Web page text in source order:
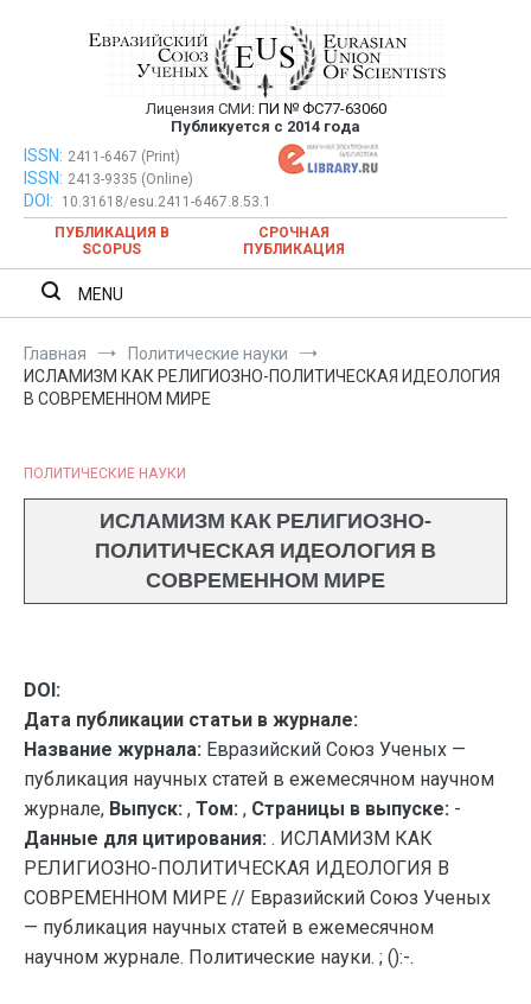
Евразийский Союз Ученых —
публикация научных статей в
ежемесячном научном журнале
Лицензия СМИ: ПИ № ФС77-63060
Публикуется с 2014 года
Евразийский Союз Ученых — публикация научных статей в
ежемесячном научном журнале
ISSN: 2411-6467 (Print)
ISSN: 2413-9335 (Online)
DOI:
10.31618/esu.2411-6467.8.53.1
ПУБЛИКАЦИЯ В
SCOPUS
СРОЧНАЯ
ПУБЛИКАЦИЯ
MENU
Главная
Политические науки
ИСЛАМИЗМ КАК РЕЛИГИОЗНО-ПОЛИТИЧЕСКАЯ ИДЕОЛОГИЯ
В СОВРЕМЕННОМ МИРЕ
ПОЛИТИЧЕСКИЕ НАУКИ
ИСЛАМИЗМ КАК РЕЛИГИОЗНО-
ПОЛИТИЧЕСКАЯ ИДЕОЛОГИЯ В
СОВРЕМЕННОМ МИРЕ
DOI:
Дата публикации статьи в журнале:
Название журнала: Евразийский Союз Ученых —
публикация научных статей в ежемесячном научном
журнале, Выпуск: , Том: , Страницы в выпуске: -
Данные для цитирования: . ИСЛАМИЗМ КАК
РЕЛИГИОЗНО-ПОЛИТИЧЕСКАЯ ИДЕОЛОГИЯ В
СОВРЕМЕННОМ МИРЕ // Евразийский Союз Ученых
— публикация научных статей в ежемесячном
научном журнале. Политические науки. ; ():-.